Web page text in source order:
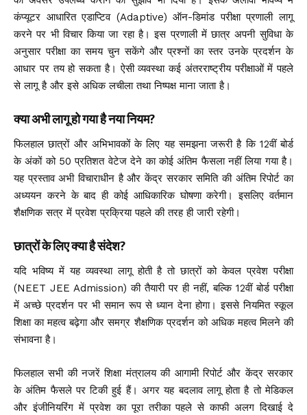
कंप्यूटर आधारित एडाप्टिव (Adaptive) ऑन-डिमांड परीक्षा प्रणाली लागू
करने पर भी विचार किया जा रहा है। इस प्रणाली में छात्र अपनी सुविधा के
अनुसार परीक्षा का समय चुन सकेंगे और प्रश्नों का स्तर उनके प्रदर्शन के
आधार पर तय हो सकता है। ऐसी व्यवस्था कई अंतरराष्ट्रीय परीक्षाओं में पहले
से लागू है और इसे अधिक लचीला तथा निष्पक्ष माना जाता है।
क्या अभी लागू हो गया है नया नियम?
फिलहाल छात्रों और अभिभावकों के लिए यह समझना जरूरी है कि 12वीं बोर्ड
के अंकों को 50 प्रतिशत वेटेज देने का कोई अंतिम फैसला नहीं लिया गया है।
यह प्रस्ताव अभी विचाराधीन है और केंद्र सरकार समिति की अंतिम रिपोर्ट का
अध्ययन करने के बाद ही कोई आधिकारिक घोषणा करेगी। इसलिए वर्तमान
शैक्षणिक सत्र में प्रवेश प्रक्रिया पहले की तरह ही जारी रहेगी।
छात्रों के लिए क्या है संदेश?
यदि भविष्य में यह व्यवस्था लागू होती है तो छात्रों को केवल प्रवेश परीक्षा
(NEET JEE Admission) की तैयारी पर ही नहीं, बल्कि 12वीं बोर्ड परीक्षा
में अच्छे प्रदर्शन पर भी समान रूप से ध्यान देना होगा। इससे नियमित स्कूल
शिक्षा का महत्व बढ़ेगा और समग्र शैक्षणिक प्रदर्शन को अधिक महत्व मिलने की
संभावना है।
फिलहाल सभी की नजरें शिक्षा मंत्रालय की आगामी रिपोर्ट और केंद्र सरकार
के अंतिम फैसले पर टिकी हुई हैं। अगर यह बदलाव लागू होता है तो मेडिकल
और इंजीनियरिंग में प्रवेश का पूरा तरीका पहले से काफी अलग दिखाई दे